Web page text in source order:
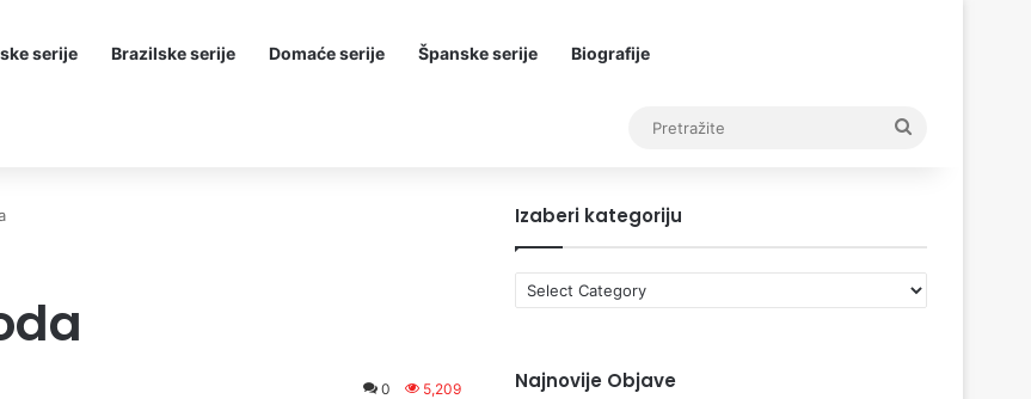
serije Brazilske serije Domaće serije Španske serije Biografije
0 5,209
Izaberi kategoriju
Izaberi
kategoriju
Najnovije Objave